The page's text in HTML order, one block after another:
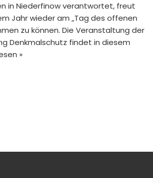
in Niederfinow verantwortet, freut
Jahr wieder am „Tag des offenen
zu können. Die Veranstaltung der
Denkmalschutz findet in diesem
»